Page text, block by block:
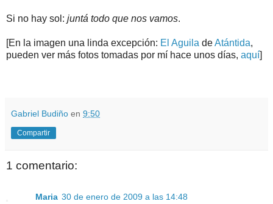
Si no hay sol: juntá todo que nos vamos.
[En la imagen una linda excepción: El Aguila deAtántida,
pueden ver más fotos tomadas por mí hace unos días, aquí]
Gabriel Budiño en 9:50
Compartir
1 comentario:
Maria 30 de enero de 2009 a las 14:48